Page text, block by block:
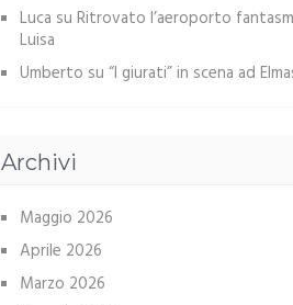
Luca su Ritrovato l’aeroporto
Luisa
Umberto su “I giurati” in scena ad
Archivi
Maggio 2026
Aprile 2026
Marzo 2026